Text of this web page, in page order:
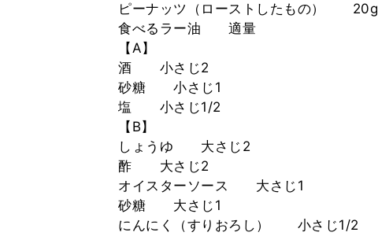
ピーナッツ（ローストしたもの） 20g
食べるラー油 適量
【A】
酒 小さじ2
砂糖 小さじ1
塩 小さじ1/2
【B】
しょうゆ 大さじ2
酢 大さじ2
オイスターソース 大さじ1
砂糖 大さじ1
にんにく（すりおろし） 小さじ1/2